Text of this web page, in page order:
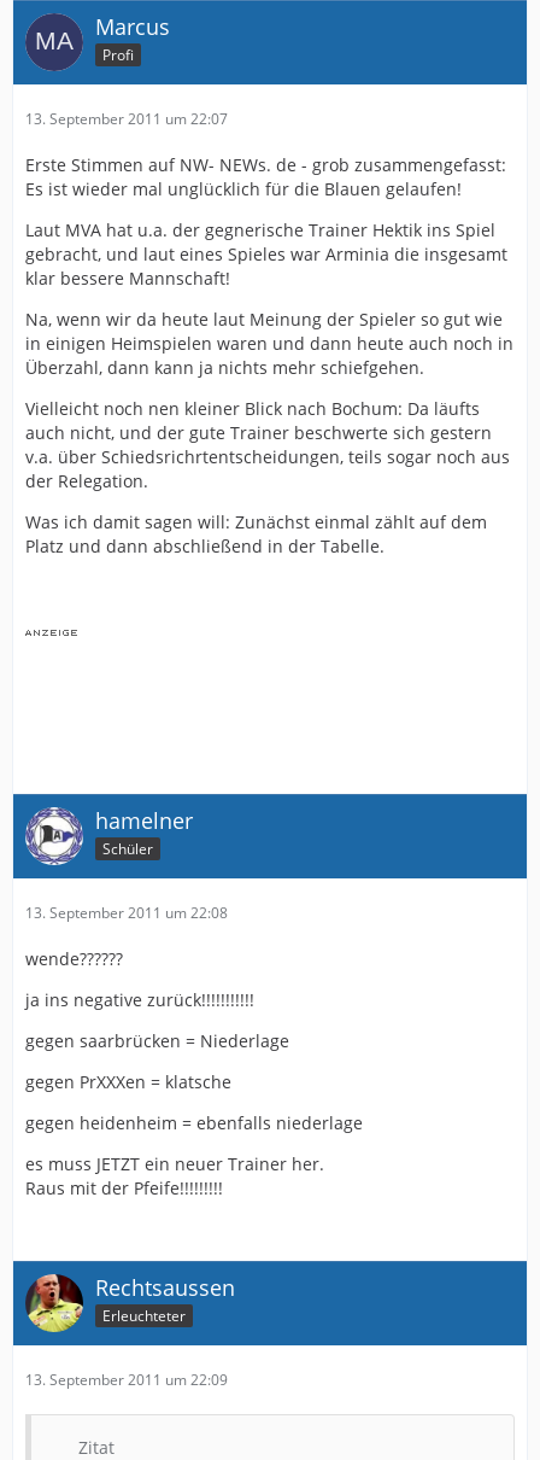
Marcus
Profi
13. September 2011 um 22:07
Erste Stimmen auf NW- NEWs. de - grob zusammengefasst:
Es ist wieder mal unglücklich für die Blauen gelaufen!
Laut MVA hat u.a. der gegnerische Trainer Hektik ins Spiel
gebracht, und laut eines Spieles war Arminia die insgesamt
klar bessere Mannschaft!
Na, wenn wir da heute laut Meinung der Spieler so gut wie
in einigen Heimspielen waren und dann heute auch noch in
Überzahl, dann kann ja nichts mehr schiefgehen.
Vielleicht noch nen kleiner Blick nach Bochum: Da läufts
auch nicht, und der gute Trainer beschwerte sich gestern
v.a. über Schiedsrichrtentscheidungen, teils sogar noch aus
der Relegation.
Was ich damit sagen will: Zunächst einmal zählt auf dem
Platz und dann abschließend in der Tabelle.
hamelner
Schüler
13. September 2011 um 22:08
wende??????
ja ins negative zurück!!!!!!!!!!!
gegen saarbrücken = Niederlage
gegen PrXXXen = klatsche
gegen heidenheim = ebenfalls niederlage
es muss JETZT ein neuer Trainer her.
Raus mit der Pfeife!!!!!!!!!
Rechtsaussen
Erleuchteter
13. September 2011 um 22:09
Zitat